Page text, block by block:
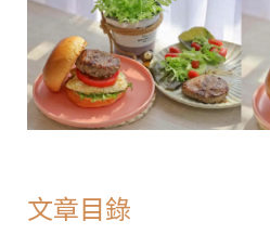
文章目錄